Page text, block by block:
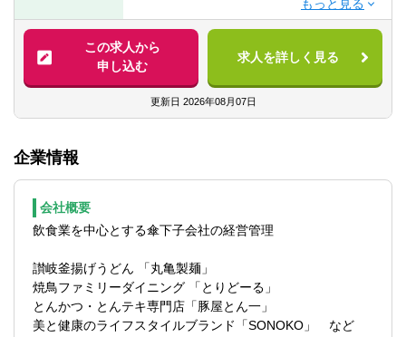
度。ビジネスレベルでなくとも可ですが、
海外現地法人の社員とコミュニケーション
が取れるレベル以上）
■会計に関する知識（財務諸表や仕訳を確認
するため）
■PCスキル中級（一般的なオフィスソフト
■幅広い分野（組織を横断的に）で仕事をす
部署・部門との調整が得意な方
ることのできる方
■内部統制評価、内部監査に関する計画の策
定
■リスク分析、及び評価に関する業務
■内部統制評価、内部監査の実施
■業務改善の企画・立案及び構築支援（部門
間の調整など）
作成（案件ごと、部門ごと）
◇内部統制評価、内部監査の手続書作成
◇調査の実施（インタビュー、資料閲覧、
データベース分析）
◇調書、報告書の作成
この求人から
申し込む
求人を詳しく見る
更新日 2026年08月07日
企業情報
会社概要
飲食業を中心とする傘下子会社の経営管理
讃岐釜揚げうどん 「丸亀製麺」
焼鳥ファミリーダイニング 「とりどーる」
とんかつ・とんテキ専門店「豚屋とん一」
美と健康のライフスタイルブランド「SONOKO」 など